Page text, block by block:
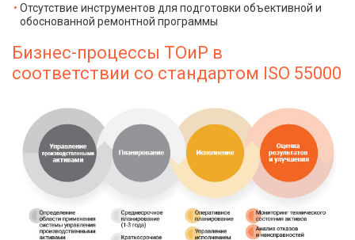
Отсутствие инструментов для подготовки объективной и
обоснованной ремонтной программы
Бизнес-процессы ТОиР в
соответствии со стандартом ISO 55000